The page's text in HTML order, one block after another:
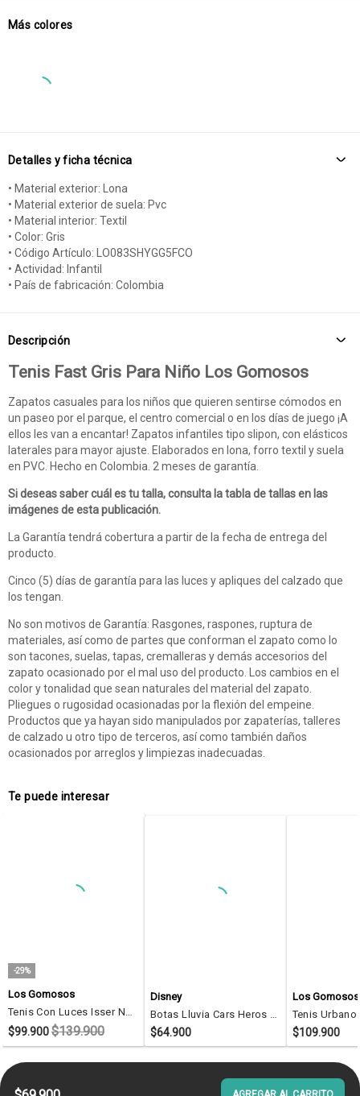
Más colores
Detalles y ficha técnica
• Material exterior: Lona
• Material exterior de suela: Pvc
• Material interior: Textil
• Color: Gris
• Código Artículo: LO083SHYGG5FCO
• Actividad: Infantil
• País de fabricación: Colombia
Descripción
Tenis Fast Gris Para Niño Los Gomosos
Zapatos casuales para los niños que quieren sentirse cómodos en
un paseo por el parque, el centro comercial o en los días de juego ¡A
ellos les van a encantar! Zapatos infantiles tipo slipon, con elásticos
laterales para mayor ajuste. Elaborados en lona, forro textil y suela
en PVC. Hecho en Colombia. 2 meses de garantía.
Si deseas saber cuál es tu talla, consulta la tabla de tallas en las
imágenes de esta publicación.
La Garantía tendrá cobertura a partir de la fecha de entrega del
producto.
Cinco (5) días de garantía para las luces y apliques del calzado que
los tengan.
No son motivos de Garantía: Rasgones, raspones, ruptura de
materiales, así como de partes que conforman el zapato como lo
son tacones, suelas, tapas, cremalleras y demás accesorios del
zapato ocasionado por el mal uso del producto. Los cambios en el
color y tonalidad que sean naturales del material del zapato.
Pliegues o rugosidad ocasionadas por la flexión del empeine.
Productos que ya hayan sido manipulados por zapaterías, talleres
de calzado u otro tipo de terceros, así como también daños
ocasionados por arreglos y limpiezas inadecuadas.
Te puede interesar
-29%
Los Gomosos
Tenis Con Luces Isser Negro Para Niño Los Gomosos
$99.900$139.900
Disney
Botas Lluvia Cars Heros Azul-Rojo Disney Para Niño
$64.900
Los Gomosos
$109.900